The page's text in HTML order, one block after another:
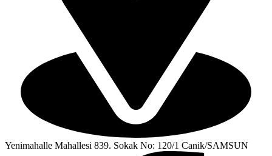
Yenimahalle Mahallesi 839. Sokak No: 120/1 Canik/SAMSUN